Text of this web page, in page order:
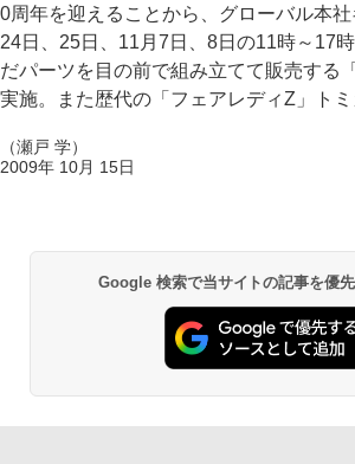
0周年を迎えることから、グローバル本
24日、25日、11月7日、8日の11時～17
だパーツを目の前で組み立てて販売する
実施。また歴代の「フェアレディZ」トミ
（瀬戸 学）
2009年 10月 15日
Google 検索で当サイトの記事を優